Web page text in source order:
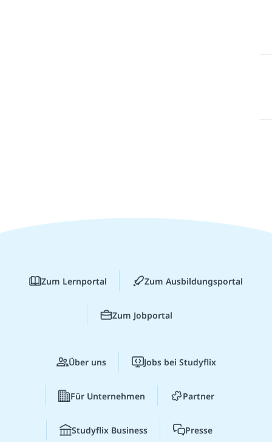
Zum Lernportal Zum Ausbildungsportal
Zum Jobportal
Über uns Jobs bei Studyflix
Für Unternehmen Partner
Studyflix Business Presse